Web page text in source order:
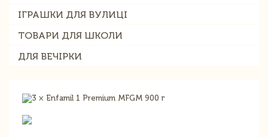
ІГРАШКИ ДЛЯ ВУЛИЦІ
ТОВАРИ ДЛЯ ШКОЛИ
ДЛЯ ВЕЧІРКИ